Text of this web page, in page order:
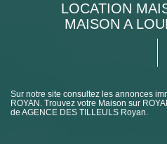
LOCATION
MAISON A
Sur notre site consultez les annonces
ROYAN. Trouvez votre Maison sur
de AGENCE DES TILLEULS Royan.